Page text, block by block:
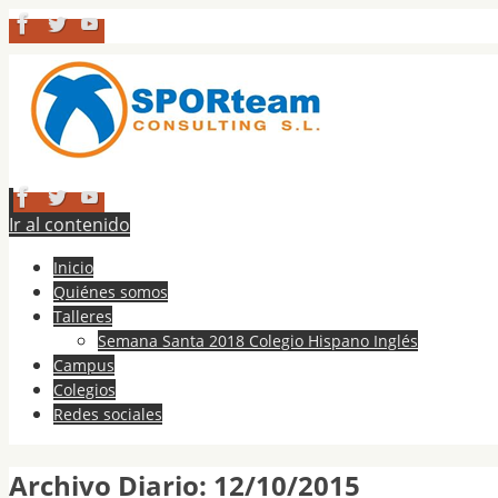
Ir al contenido
Inicio
Quiénes somos
Talleres
Semana Santa 2018 Colegio Hispano Inglés
Campus
Colegios
Redes sociales
Archivo Diario: 12/10/2015